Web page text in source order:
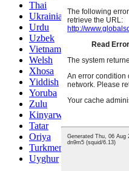
Thai
Ukrainian
Urdu
Uzbek
Vietnamese
Welsh
Xhosa
Yiddish
Yoruba
Zulu
Kinyarwanda
Tatar
Oriya
Turkmen
Uyghur